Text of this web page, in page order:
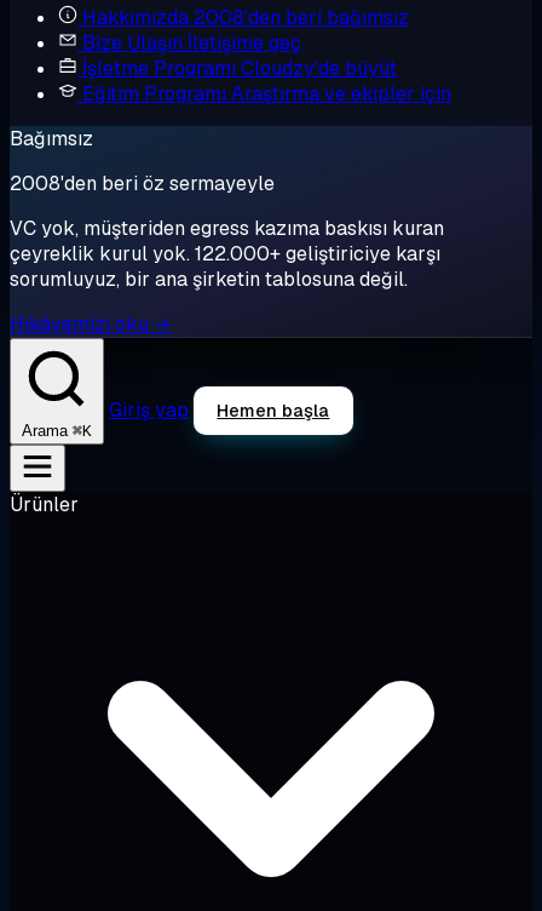
Hakkımızda 2008'den beri bağımsız
Bize Ulaşın İletişime geç
İşletme Programı Cloudzy'de büyüt
Eğitim Programı Araştırma ve ekipler için
Bağımsız
2008'den beri öz sermayeyle
VC yok, müşteriden egress kazıma baskısı kuran
çeyreklik kurul yok. 122.000+ geliştiriciye karşı
sorumluyuz, bir ana şirketin tablosuna değil.
Hikâyemizi oku →
Arama ⌘K
Giriş yap Hemen başla
Ürünler